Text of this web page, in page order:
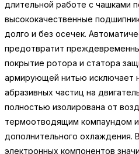
длительной работе с чашками
высококачественные
долго и без осечек.
предотвратит
покрытие ротора и статора
армирующей нитью исключает
абразивных частиц на
полностью изолирована от
термоотводящим компаундом
дополнительного охлаждения.
электронных компонентов